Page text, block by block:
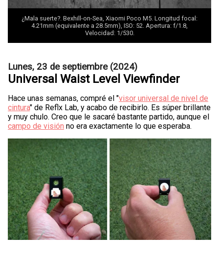
¿Mala suerte?. Bexhill-on-Sea, Xiaomi Poco M5. Longitud focal:
4.21mm (equivalente a 28.5mm), ISO: 52. Apertura: f/1.8,
Velocidad: 1/530.
Lunes, 23 de septiembre (2024)
Universal Waist Level Viewfinder
Hace unas semanas, compré el "visor universal de nivel de
cintura" de Reflx Lab, y acabo de recibirlo. Es súper brillante
y muy chulo. Creo que le sacaré bastante partido, aunque el
campo de visión no era exactamente lo que esperaba.